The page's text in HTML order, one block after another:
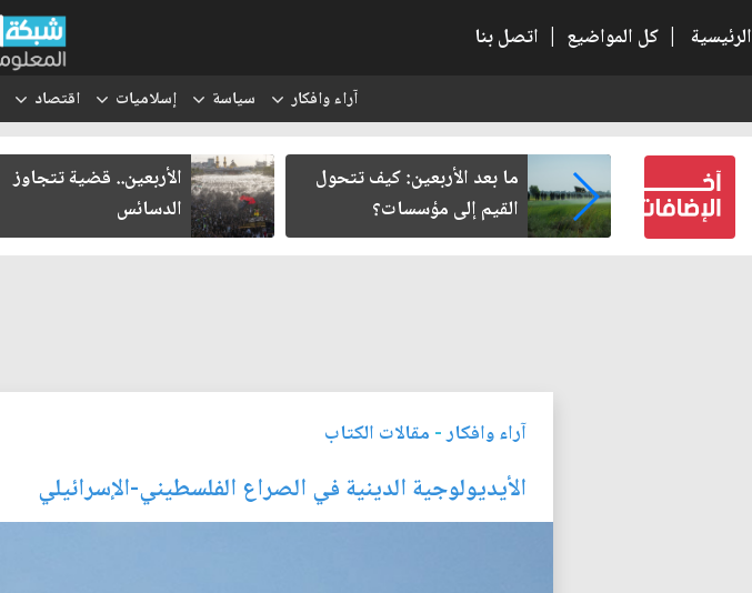
الرئيسية | كل المواضيع | اتصل بنا
آراء وافكار سياسة إسلاميات اقتصاد
من سلطة
في وعي النهضة
ما بعد الأربعين: كيف تتحول
القيم إلى مؤسسات؟
الأربعين.. قضية تتجاوز
الدسائس
آراء وافكار- مقالات الكتاب
الأيديولوجية الدينية في الصراع الفلسطيني-الإسرائيلي